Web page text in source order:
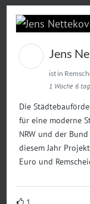
Jens
ist in
1 Woche 6
Die
für eine moderne
NRW und der
diesem Jahr
Euro und